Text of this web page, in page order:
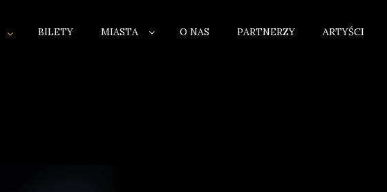
BILETY MIASTA O NAS PARTNERZY ARTYŚCI